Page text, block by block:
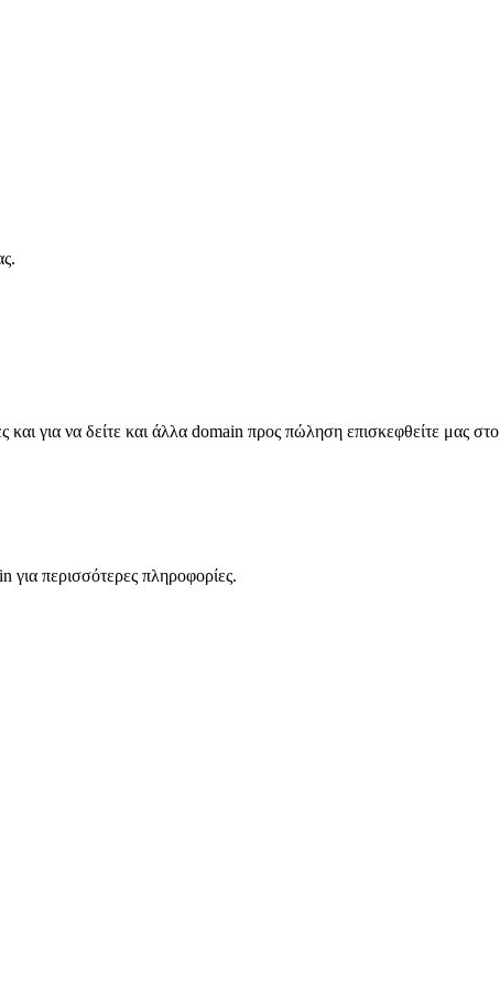
για να δείτε και άλλα domain προς πώληση επισκεφθείτε μας στο
περισσότερες πληροφορίες.